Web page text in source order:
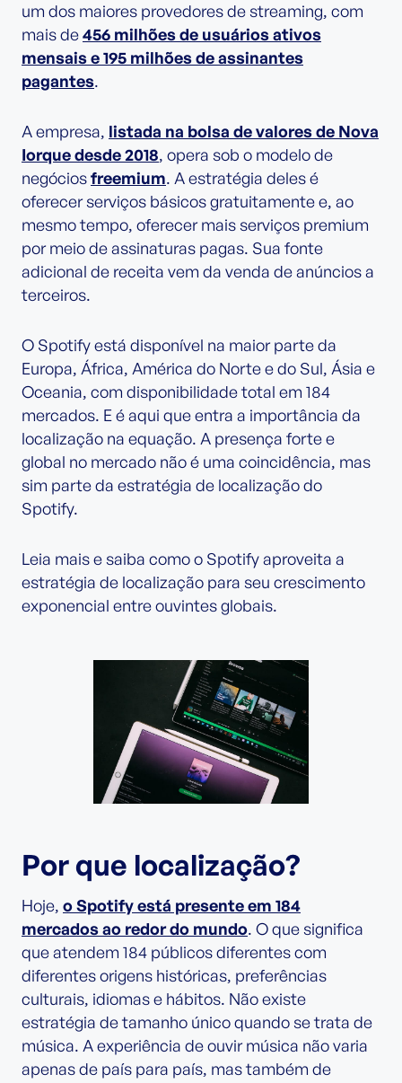
um dos maiores provedores de streaming, com
mais de456 milhões de usuários ativos
mensais e 195 milhões de assinantes
pagantes.
A empresa, listada na bolsa de valores de Nova
Iorque desde 2018, opera sob o modelo de
negóciosfreemium. A estratégia deles é
oferecer serviços básicos gratuitamente e, ao
mesmo tempo, oferecer mais serviços premium
por meio de assinaturas pagas. Sua fonte
adicional de receita vem da venda de anúncios a
terceiros.
O Spotify está disponível na maior parte da
Europa, África, América do Norte e do Sul, Ásia e
Oceania, com disponibilidade total em 184
mercados. E é aqui que entra a importância da
localização na equação. A presença forte e
global no mercado não é uma coincidência, mas
sim parte da estratégia de localização do
Spotify.
Leia mais e saiba como o Spotify aproveita a
estratégia de localização para seu crescimento
exponencial entre ouvintes globais.
Por que localização?
Hoje, o Spotify está presente em 184
mercados ao redor do mundo. O que significa
que atendem 184 públicos diferentes com
diferentes origens históricas, preferências
culturais, idiomas e hábitos. Não existe
estratégia de tamanho único quando se trata de
música. A experiência de ouvir música não varia
apenas de país para país, mas também de